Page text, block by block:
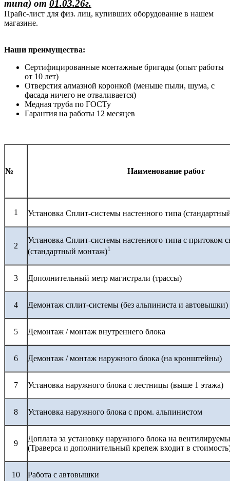
типа) от 01.03.26г.
Прайс-лист для физ. лиц, купивших оборудование в нашем
магазине.
Наши преимущества:
Сертифицированные монтажные бригады (опыт работы
от 10 лет)
Отверстия алмазной коронкой (меньше пыли, шума, с
фасада ничего не отваливается)
Медная труба по ГОСТу
Гарантия на работы 12 месяцев
№ Наименование работ
1 Установка Сплит-системы настенного типа
2
Установка Сплит-системы настенного типа с притоком
(стандартный монтаж)1
3 Дополнительный метр магистрали (трассы)
4 Демонтаж сплит-системы (без альпиниста и автовышки)
5 Демонтаж / монтаж внутреннего блока
6 Демонтаж / монтаж наружного блока (на кронштейны)
7 Установка наружного блока с лестницы (выше 1 этажа)
8 Установка наружного блока с пром. альпинистом
9
Доплата за установку наружного блока на
(Траверса и дополнительный крепеж входит в
10 Работа с автовышки